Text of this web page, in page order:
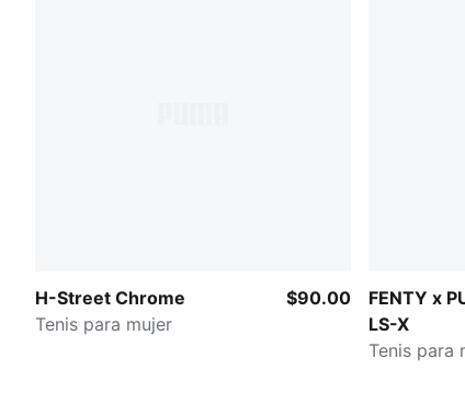
H-Street Chrome
Tenis para mujer
$90.00
FENTY x
LS-X
Tenis para